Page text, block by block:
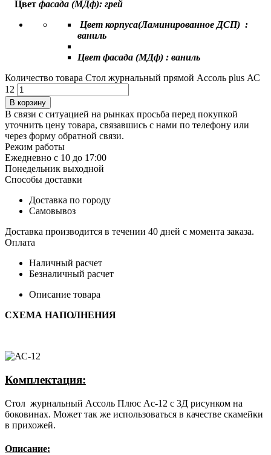
Цвет фасада (МДф): грей
Цвет корпуса(Ламинированное ДСП) :
ваниль
Цвет фасада (МДф) : ваниль
Количество товара Стол журнальный прямой Ассоль plus АС
12
В корзину
В связи с ситуацией на рынках просьба перед покупкой
уточнить цену товара, связавшись с нами по телефону или
через форму обратной связи.
Режим работы
Ежедневно с 10 до 17:00
Понедельник выходной
Способы доставки
Доставка по городу
Самовывоз
Доставка производится в течении 40 дней с момента заказа.
Оплата
Наличный расчет
Безналичный расчет
Описание товара
СХЕМА НАПОЛНЕНИЯ
Комплектация:
Стол журнальный Ассоль Плюс Ас-12 с 3Д рисунком на
боковинах. Может так же использоваться в качестве скамейки
в прихожей.
Описание: